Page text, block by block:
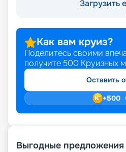
Загрузить
Как вам круиз?
Поделитесь своими
получите 500 Круизных
Оставить
+500
Выгодные